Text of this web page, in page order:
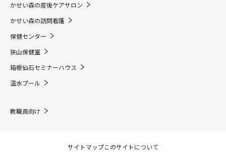
かせい森の産後ケアサロン
かせい森の訪問看護
保健センター
狭山保健室
箱根仙石セミナーハウス
温水プール
教職員向け
サイトマップこのサイトについて